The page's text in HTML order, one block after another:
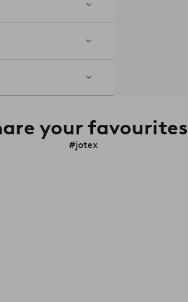
your favourites
#jotex